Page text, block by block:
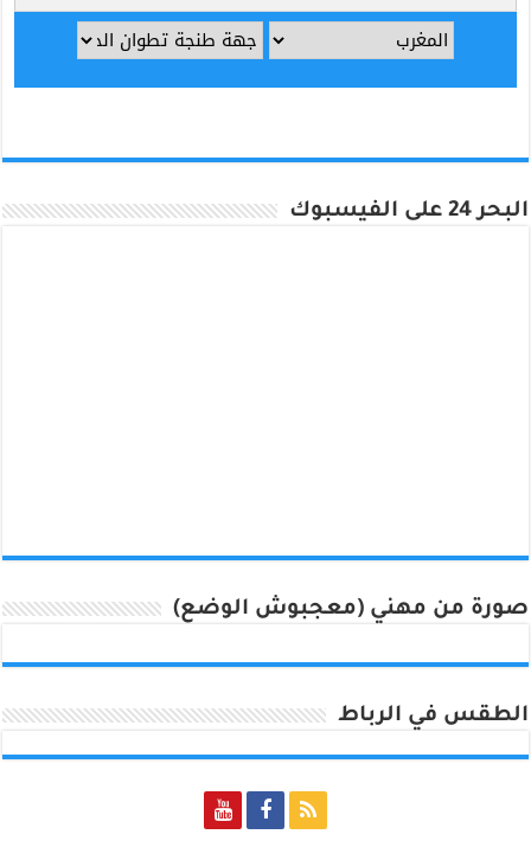
البحر 24 على الفيسبوك
صورة من مهني (معجبوش الوضع)
الطقس في الرباط
Rabat, Morocco